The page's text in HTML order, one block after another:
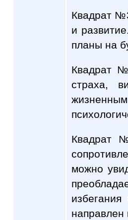
Квадрат
и
планы на
Квадрат
страха,
Квадрат
можно
направлен